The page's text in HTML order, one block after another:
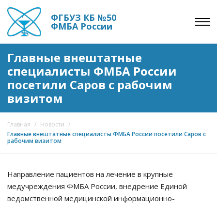
ФГБУЗ КБ №50
ФМБА России
Главные внештатные
специалисты ФМБА России
посетили Саров с рабочим
визитом
Главная / Новости /
Главные внештатные специалисты ФМБА России посетили Саров с
рабочим визитом
Направление пациентов на лечение в крупные
медучреждения ФМБА России, внедрение Единой
ведомственной медицинской информационно-